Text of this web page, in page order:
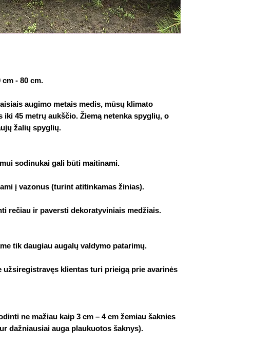
- 80 cm.
augimo metais medis, mūsų klimato
iki 45 metrų aukščio. Žiemą netenka spyglių, o
žalių spyglių.
sodinukai gali būti maitinami.
į vazonus (turint atitinkamas žinias).
rečiau ir paversti dekoratyviniais medžiais.
tik daugiau augalų valdymo patarimų.
užsiregistravęs klientas turi prieigą prie avarinės
ne mažiau kaip 3 cm – 4 cm žemiau šaknies
dažniausiai auga plaukuotos šaknys).